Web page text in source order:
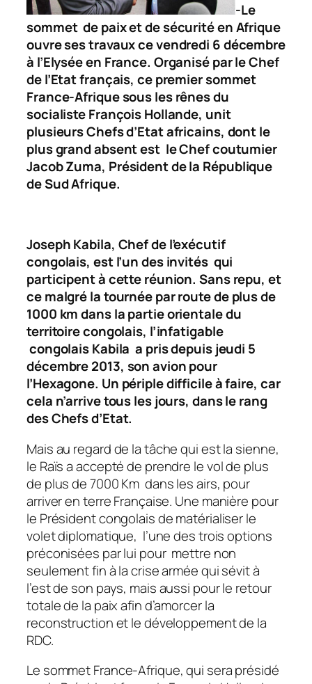
-Le
sommet de paix et de sécurité en Afrique
ouvre ses travaux ce vendredi 6 décembre
à l’Elysée en France. Organisé par le Chef
de l’Etat français, ce premier sommet
France-Afrique sous les rênes du
socialiste François Hollande, unit
plusieurs Chefs d’Etat africains, dont le
plus grand absent est le Chef coutumier
Jacob Zuma, Président de la République
de Sud Afrique.
Joseph Kabila, Chef de l’exécutif
congolais, est l’un des invités qui
participent à cette réunion. Sans repu, et
ce malgré la tournée par route de plus de
1000 km dans la partie orientale du
territoire congolais, l’infatigable
congolais Kabila a pris depuis jeudi 5
décembre 2013, son avion pour
l’Hexagone. Un périple difficile à faire, car
cela n’arrive tous les jours, dans le rang
des Chefs d’Etat.
Mais au regard de la tâche qui est la sienne,
le Raïs a accepté de prendre le vol de plus
de plus de 7000 Km dans les airs, pour
arriver en terre Française. Une manière pour
le Président congolais de matérialiser le
volet diplomatique, l’une des trois options
préconisées par lui pour mettre non
seulement fin à la crise armée qui sévit à
l’est de son pays, mais aussi pour le retour
totale de la paix afin d’amorcer la
reconstruction et le développement de la
RDC.
Le sommet France-Afrique, qui sera présidé